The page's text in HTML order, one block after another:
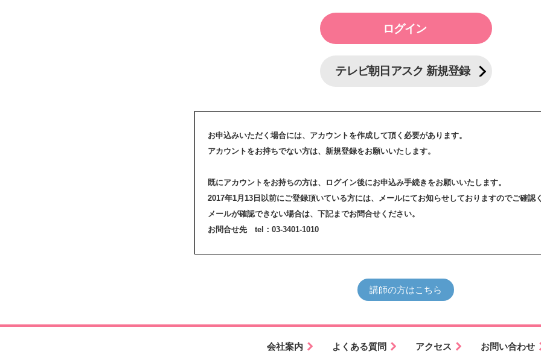
テレビ朝日アスク 新規登録
お申込みいただく場合には、アカウントを作成して頂く必要があります。
アカウントをお持ちでない方は、新規登録をお願いいたします。
既にアカウントをお持ちの方は、ログイン後にお申込み手続きをお願いいたします。
2017年1月13日以前にご登録頂いている方には、メールにてお知らせしておりますのでご確認
メールが確認できない場合は、下記までお問合せください。
お問合せ先 tel：03-3401-1010
講師の方はこちら
会社案内 よくある質問 アクセス お問い合わせ